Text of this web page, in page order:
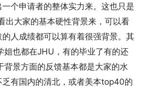
个申请者的整体实力来。这也只是
出大家的基本硬性背景来，可以看
人成绩都可以算有着很强背景。其
姐也都在JHU，有的毕业了有的还
背景方面的反馈基本都是大家的水
乏有国内的清北，或者美本top40的